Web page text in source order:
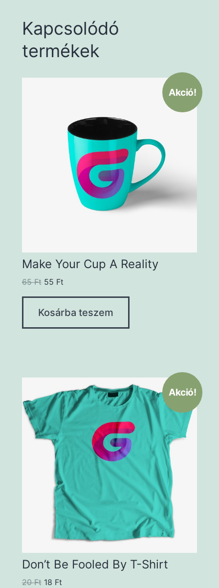
Kapcsolódó
termékek
Akció!
Make Your Cup A Reality
65Ft 55 Ft
Kosárba teszem
Akció!
Don’t Be Fooled By T-Shirt
20Ft 18 Ft